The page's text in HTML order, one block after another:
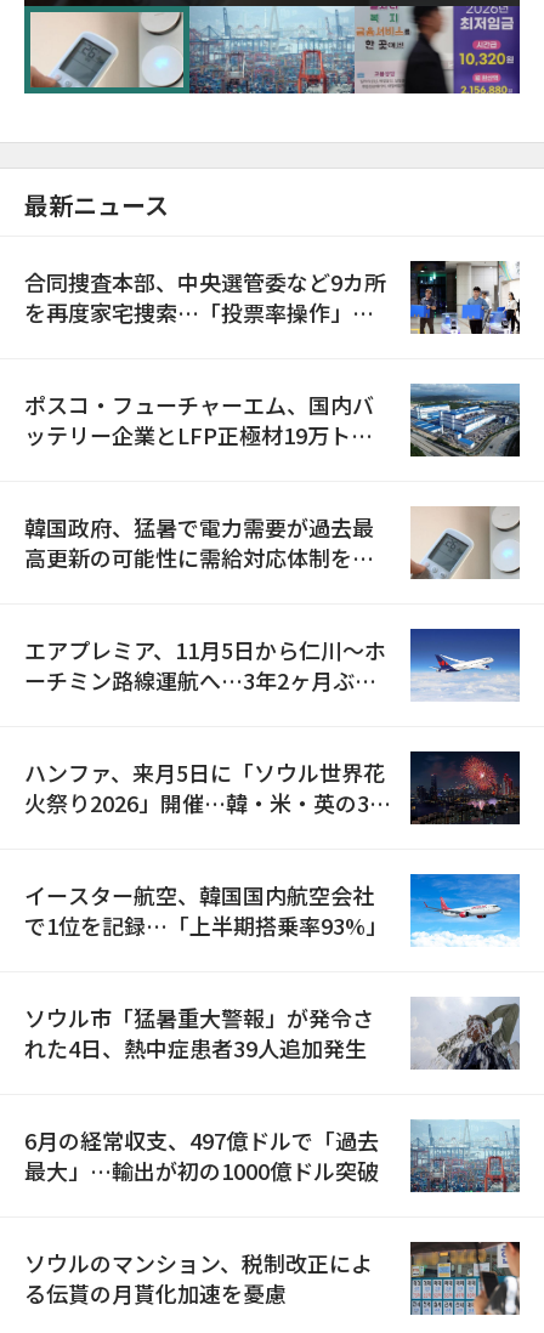
に需給対応体制を点検
最新ニュース
合同捜査本部、中央選管委など9カ所
を再度家宅捜索…「投票率操作」の
ポスコ・フューチャーエム、国内バ
ッテリー企業とLFP正極材19万トン
韓国政府、猛暑で電力需要が過去最
高更新の可能性に需給対応体制を点
エアプレミア、11月5日から仁川〜ホ
ーチミン路線運航へ…3年2ヶ月ぶり
ハンファ、来月5日に「ソウル世界花
火祭り2026」開催…韓・米・英の3カ
イースター航空、韓国国内航空会社
で1位を記録…「上半期搭乗率93%」
ソウル市「猛暑重大警報」が発令さ
れた4日、熱中症患者39人追加発生
6月の経常収支、497億ドルで「過去
最大」…輸出が初の1000億ドル突破
ソウルのマンション、税制改正によ
る伝貰の月貰化加速を憂慮